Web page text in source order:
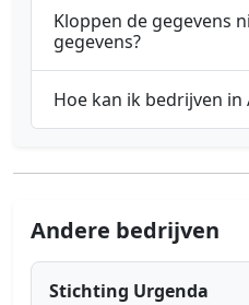
Kloppen de gegevens
gegevens?
Hoe kan ik bedrijven in
Andere bedrijven
Stichting Urgenda